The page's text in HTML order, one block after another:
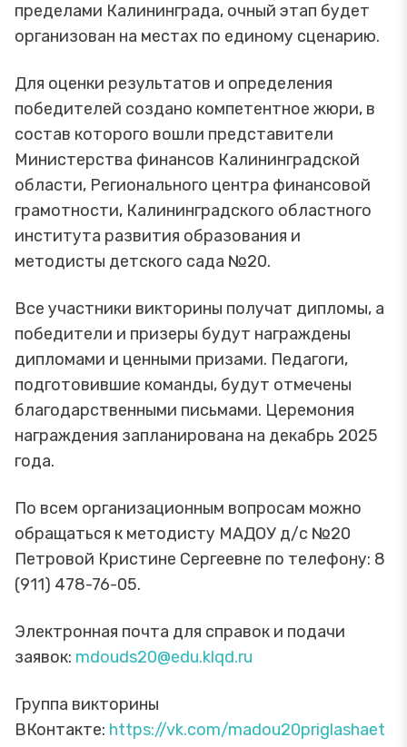
пределами Калининграда, очный этап будет
организован на местах по единому сценарию.
Для оценки результатов и определения
победителей создано компетентное жюри, в
состав которого вошли представители
Министерства финансов Калининградской
области, Регионального центра финансовой
грамотности, Калининградского областного
института развития образования и
методисты детского сада №20.
Все участники викторины получат дипломы, а
победители и призеры будут награждены
дипломами и ценными призами. Педагоги,
подготовившие команды, будут отмечены
благодарственными письмами. Церемония
награждения запланирована на декабрь 2025
года.
По всем организационным вопросам можно
обращаться к методисту МАДОУ д/с №20
Петровой Кристине Сергеевне по телефону: 8
(911) 478-76-05.
Электронная почта для справок и подачи
заявок: mdouds20@edu.klqd.ru
Группа викторины
ВКонтакте: https://vk.com/madou20priglashaet